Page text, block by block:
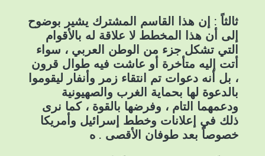
ثالثاً : إن هذا القاسم المشترك يشير بوضوح
إلى أن هذا المخطط لا علاقة له بالأقوام
التي تشكل جزء من الوطن العربي ، سواء
أتت إليه متأخرة أو عاشت فيه طوال قرون
، بل أنه دعوات تم انتقاء زمر وأنفار ليقوموا
بالدعوة لها بحماية الغرب والصهيونية
ودعمهما التام ، وفرضها بالقوة ، كما نرى
ذلك في إعلانات وخطط إسرائيل وأمريكا
خصوصاً بعد طوفان الأقصى . ه